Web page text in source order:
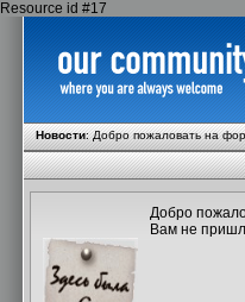
Resource id #17
Новости:Добро пожаловать на
Добро
Вам не